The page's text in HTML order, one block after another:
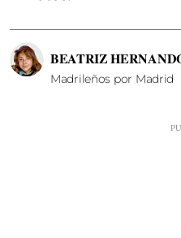
BEATRIZ
Madrileños por Madrid